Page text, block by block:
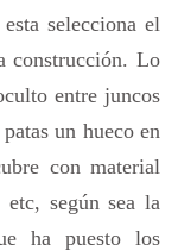
selecciona el
construcción. Lo
entre juncos
un hueco en
con material
según sea la
ha puesto los